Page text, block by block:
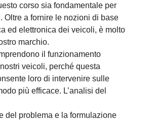
corso sia fondamentale per
Oltre a fornire le nozioni di base
ed elettronica dei veicoli, è molto
marchio.
il funzionamento
veicoli, perché questa
loro di intervenire sulle
più efficace. L’analisi del
del problema e la formulazione